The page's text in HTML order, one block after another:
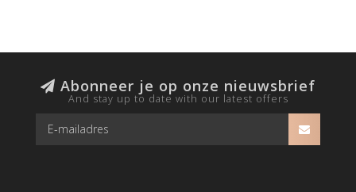
Abonneer je op onze nieuwsbrief
And stay up to date with our latest offers